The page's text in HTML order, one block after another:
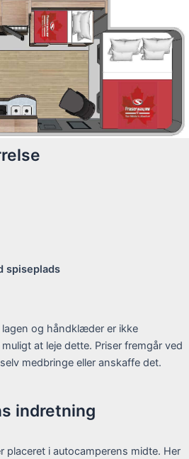
spiseplads
lagen og håndklæder er ikke
at leje dette. Priser fremgår ved
medbringe eller anskaffe det.
indretning
placeret i autocamperens midte. Her